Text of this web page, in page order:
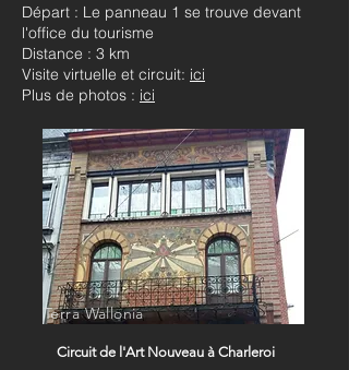
Départ : Le panneau 1 se trouve devant
l'office du tourisme
Distance : 3 km
Visite virtuelle et circuit: ici
Plus de photos : ici
Terra Wallonia
Circuit de l'Art Nouveau à Charleroi